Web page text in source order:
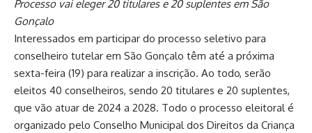
Processo vai eleger 20 titulares e 20 suplentes em São
Gonçalo
Interessados em participar do processo seletivo para
conselheiro tutelar em São Gonçalo têm até a próxima
sexta-feira (19) para realizar a inscrição. Ao todo, serão
eleitos 40 conselheiros, sendo 20 titulares e 20 suplentes,
que vão atuar de 2024 a 2028. Todo o processo eleitoral é
organizado pelo Conselho Municipal dos Direitos da Criança